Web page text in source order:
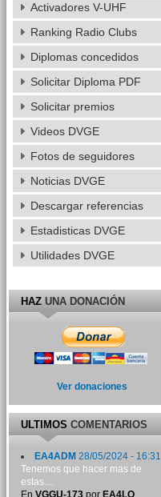
Activadores V-UHF
Ranking Radio Clubs
Diplomas concedidos
Solicitar Diploma PDF
Solicitar premios
Videos DVGE
Fotos de seguidores
Noticias DVGE
Descargar referencias
Estadisticas DVGE
Utilidades DVGE
HAZUNA DONACIÓN
Ver donaciones
ULTIMOSCOMENTARIOS
EA4ADM 28/05/2024 - 16:31
Tenemos que hacer mas de
estas....